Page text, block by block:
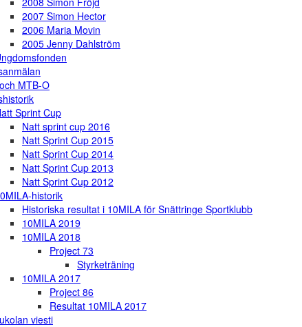
2007 Simon Hector
2006 Maria Movin
2005 Jenny Dahlström
MTB-O
Sprint Cup
Natt sprint cup 2016
Natt Sprint Cup 2015
Natt Sprint Cup 2014
Natt Sprint Cup 2013
Natt Sprint Cup 2012
historik
Historiska resultat i 10MILA för Snättringe Sportklubb
10MILA 2019
10MILA 2018
Project 73
Styrketräning
10MILA 2017
Project 86
Resultat 10MILA 2017
viesti